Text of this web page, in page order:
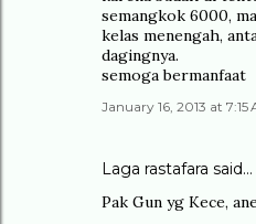
semangkok 6000,
kelas menengah,
dagingnya.
semoga bermanfaat
January 16, 2013 at 7:15
Laga rastafara said…
Pak Gun yg Kece,